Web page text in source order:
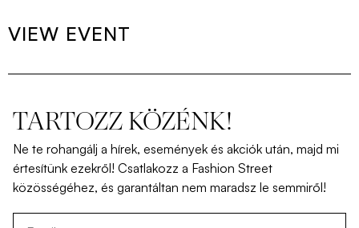
VIEW EVENT
TARTOZZ KÖZÉNK!
Ne te rohangálj a hírek, események és akciók után, majd mi
értesítünk ezekről! Csatlakozz a Fashion Street
közösségéhez, és garantáltan nem maradsz le semmiről!